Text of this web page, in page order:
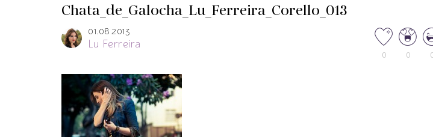
Chata_de_Galocha_Lu_Ferreira_Corello_013
01.08.2013
Lu Ferreira
0 0